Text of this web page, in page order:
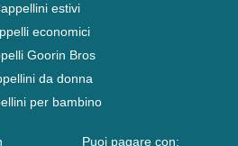
estivi
economici
Goorin Bros
da donna
per bambino
Puoi pagare con: